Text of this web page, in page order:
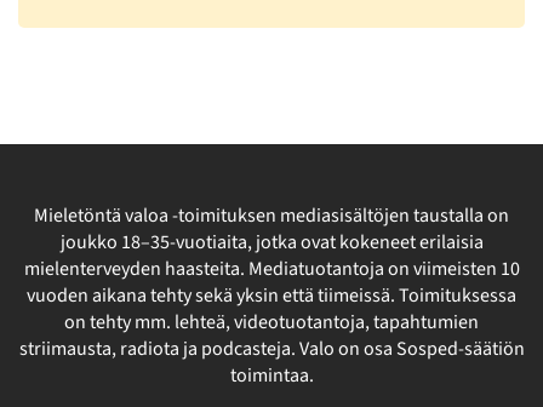
Mieletöntä valoa -toimituksen mediasisältöjen taustalla on
joukko 18–35-vuotiaita, jotka ovat kokeneet erilaisia
mielenterveyden haasteita. Mediatuotantoja on viimeisten 10
vuoden aikana tehty sekä yksin että tiimeissä. Toimituksessa
on tehty mm. lehteä, videotuotantoja, tapahtumien
striimausta, radiota ja podcasteja. Valo on osa Sosped-säätiön
toimintaa.